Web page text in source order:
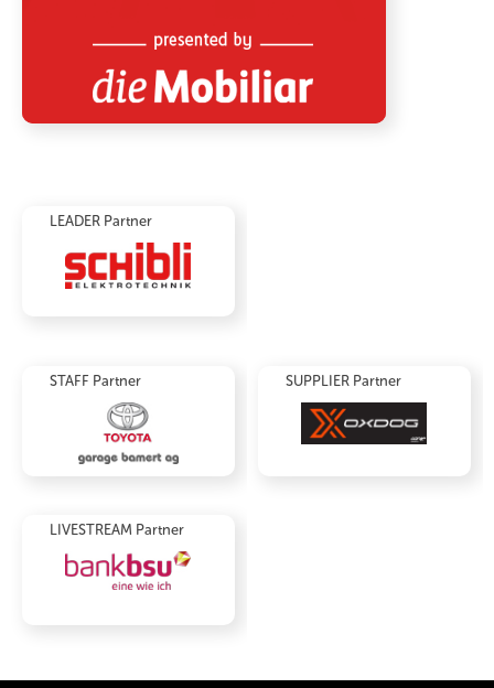
LEADER Partner
STAFF Partner SUPPLIER Partner
LIVESTREAM Partner